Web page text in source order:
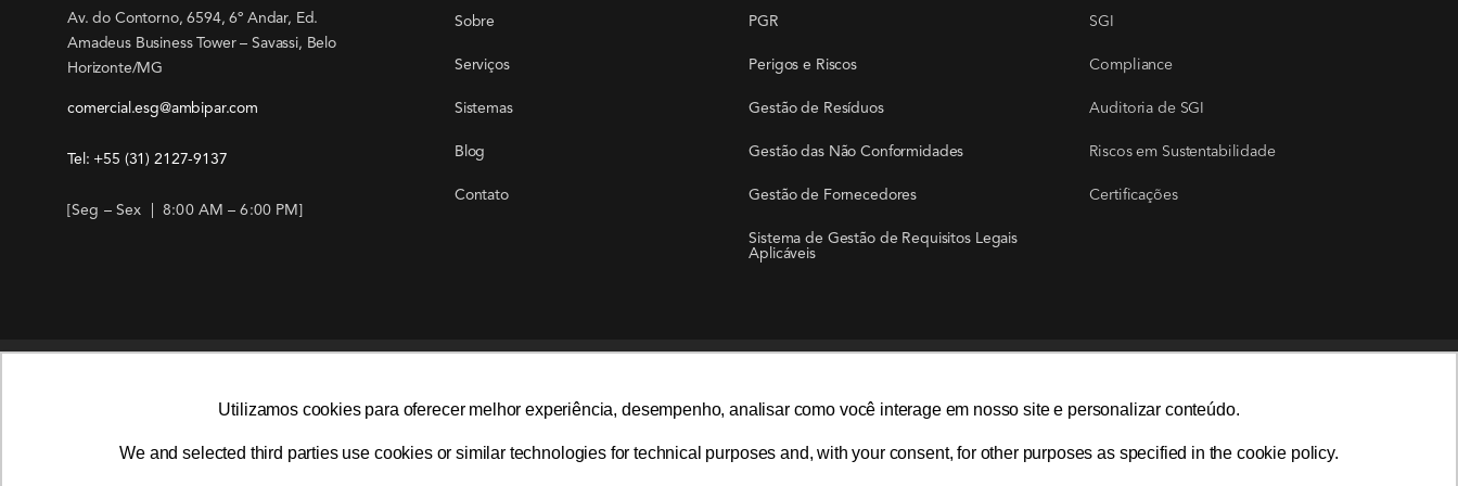
Utilizamos cookies para oferecer melhor experiência, desempenho, analisar como você interage em nosso site e personalizar conteúdo.
We and selected third parties use cookies or similar technologies for technical purposes and, with your consent, for other purposes as specified in the cookie policy.
Utilizamos cookies para oferecer melhor experiência, desempenho, analisar como você interage em nosso site e personalizar conteúdo.
We and selected third parties use cookies or similar technologies for technical purposes and, with your consent, for other purposes as specified in the cookie policy.
Av. do Contorno, 6594, 6º Andar, Ed.
Amadeus Business Tower – Savassi, Belo
Horizonte/MG
comercial.esg@ambipar.com
Tel: +55 (31) 2127-9137
[Seg – Sex | 8:00 AM – 6:00 PM]
Sobre
Serviços
Sistemas
Blog
Contato
PGR
Perigos e Riscos
Gestão de Resíduos
Gestão das Não Conformidades
Gestão de Fornecedores
Sistema de Gestão de Requisitos Legais
Aplicáveis
SGI
Compliance
Auditoria de SGI
Riscos em Sustentabilidade
Certificações
Líder global em soluções ambientais LIGAMOS PARA VOCÊ